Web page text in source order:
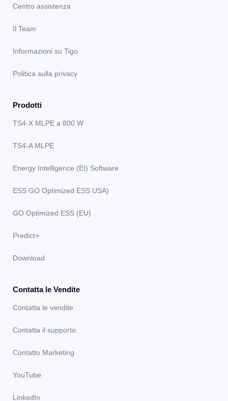
Centro assistenza
Il Team
Informazioni su Tigo
Politica sulla privacy
Prodotti
TS4-X MLPE a 800 W
TS4-A MLPE
Energy Intelligence (EI) Software
ESS GO Optimized ESS USA)
GO Optimized ESS (EU)
Predict+
Download
Contatta le Vendite
Contatta le vendite
Contatta il supporto
Contatto Marketing
YouTube
LinkedIn